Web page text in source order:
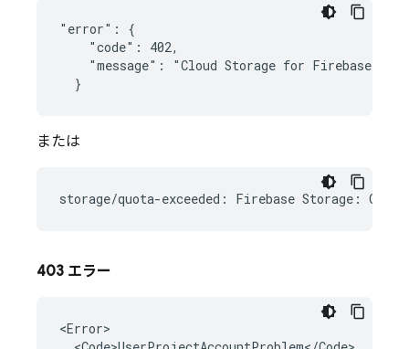
"error": {
    "code": 402,
"message": "Cloud Storage for Firebase no
または
403 エラー
<Error>